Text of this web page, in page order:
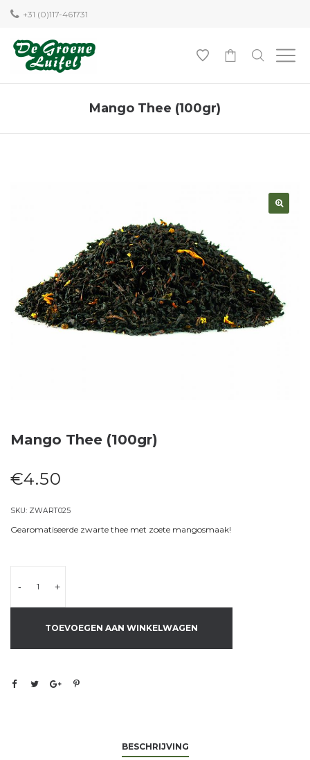
+31 (0)117-461731
Mango Thee (100gr)
Mango Thee (100gr)
€4.50
SKU: ZWART025
Gearomatiseerde zwarte thee met zoete mangosmaak!
- +
TOEVOEGEN AAN WINKELWAGEN
BESCHRIJVING